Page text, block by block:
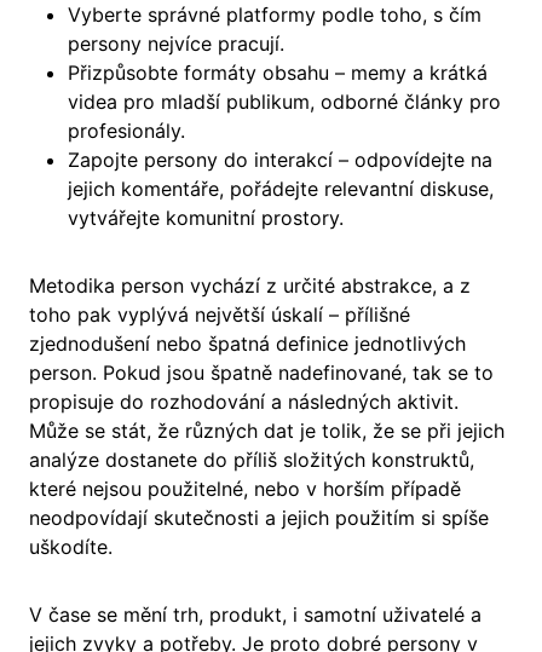
Vyberte správné platformy podle toho, s čím
persony nejvíce pracují.
Přizpůsobte formáty obsahu – memy a krátká
videa pro mladší publikum, odborné články pro
profesionály.
Zapojte persony do interakcí – odpovídejte na
jejich komentáře, pořádejte relevantní diskuse,
vytvářejte komunitní prostory.
Metodika person vychází z určité abstrakce, a z
toho pak vyplývá největší úskalí – přílišné
zjednodušení nebo špatná definice jednotlivých
person. Pokud jsou špatně nadefinované, tak se to
propisuje do rozhodování a následných aktivit.
Může se stát, že různých dat je tolik, že se při jejich
analýze dostanete do příliš složitých konstruktů,
které nejsou použitelné, nebo v horším případě
neodpovídají skutečnosti a jejich použitím si spíše
uškodíte.
V čase se mění trh, produkt, i samotní uživatelé a
jejich zvyky a potřeby. Je proto dobré persony v